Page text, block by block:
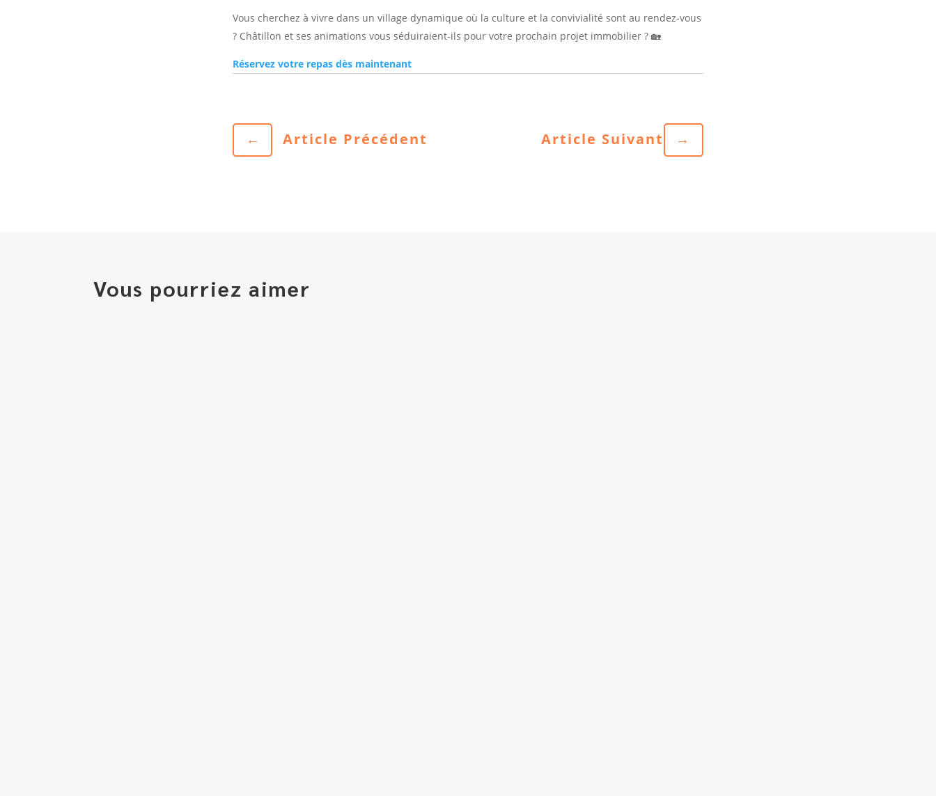
Vous cherchez à vivre dans un village dynamique où la culture et la convivialité sont au rendez-vous
? Châtillon et ses animations vous séduiraient-ils pour votre prochain projet immobilier ? 🏡
Réservez votre repas dès maintenant
← Article Précédent Article Suivant →
Vous pourriez aimer